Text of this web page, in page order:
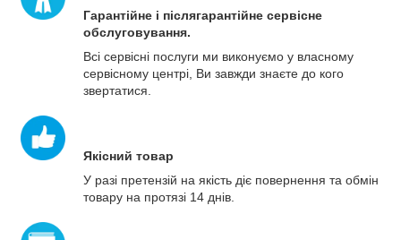
Гарантійне і післягарантійне сервісне
обслуговування.
Всі сервісні послуги ми виконуємо у власному
сервісному центрі, Ви завжди знаєте до кого
звертатися.
Якісний товар
У разі претензій на якість діє повернення та обмін
товару на протязі 14 днів.